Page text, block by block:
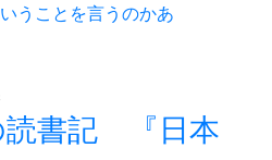
うことを言うのかあ
読書記 『日本